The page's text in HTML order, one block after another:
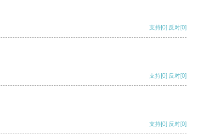
支持[0] 反对[0]
支持[0] 反对[0]
支持[0] 反对[0]